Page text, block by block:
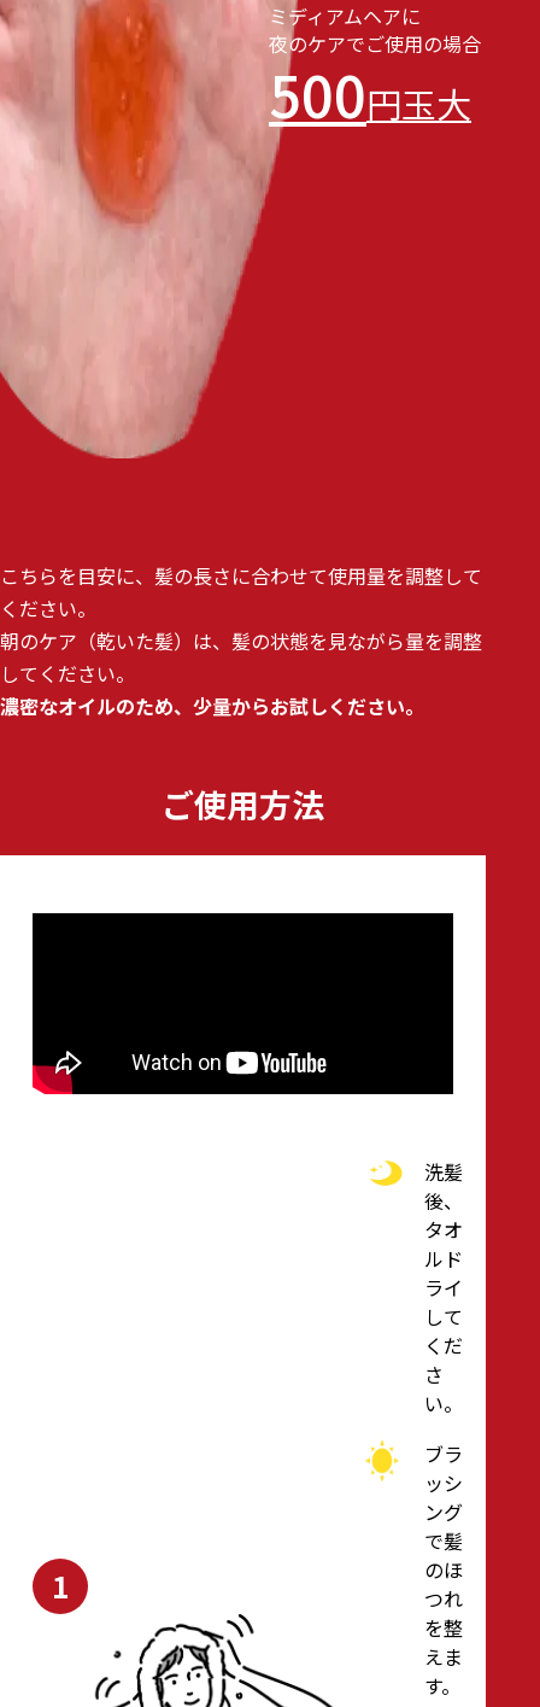
ミディアムヘアに
夜のケアでご使用の場合
500円玉大
こちらを目安に、髪の長さに合わせて使用量を調整して
ください。
朝のケア（乾いた髪）は、髪の状態を見ながら量を調整
してください。
濃密なオイルのため、少量からお試しください。
ご使用方法
1
洗髪
後、
タオ
ルド
ライ
して
くだ
さ
い。
ブラ
ッシ
ング
で髪
のほ
つれ
を整
えま
す。